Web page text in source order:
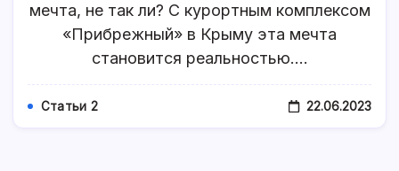
мечта, не так ли? С курортным комплексом
«Прибрежный» в Крыму эта мечта
становится реальностью.…
Статьи 2 22.06.2023